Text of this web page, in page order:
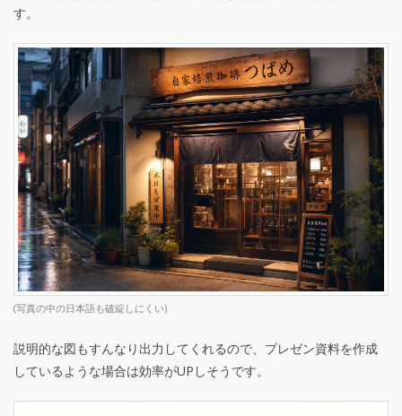
す。
(写真の中の日本語も破綻しにくい)
説明的な図もすんなり出力してくれるので、プレゼン資料を作成
しているような場合は効率がUPしそうです。